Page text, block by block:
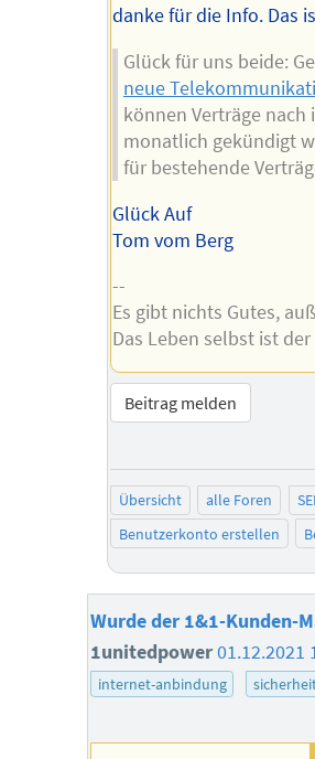
danke für die Info. Das
Glück für uns beide:
neue
können Verträge
monatlich gekündigt
für bestehende
Glück Auf
Tom vom Berg
--
Es gibt nichts Gutes,
Das Leben selbst ist der
Beitrag melden
Übersicht alle Foren
Benutzerkonto erstellen
Wurde der 1&1-Kunden-
1unitedpower01.12.2021
internet-anbindung